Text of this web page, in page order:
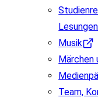
Lesungen
Musik
Märchen
Team,